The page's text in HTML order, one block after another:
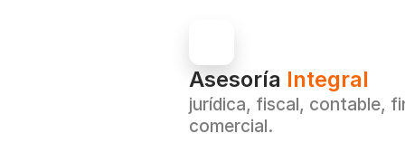
Asesoría Integral
jurídica, fiscal, contable,
comercial.